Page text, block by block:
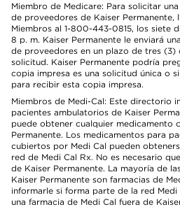
Miembro de Medicare: Para solicitar
de proveedores de Kaiser Permanente,
Miembros al 1-800-443-0815, los siete
8 p. m. Kaiser Permanente le enviará
de proveedores en un plazo de tres (3)
solicitud. Kaiser Permanente podría
copia impresa es una solicitud única o
para recibir esta copia impresa.
Miembros de Medi-Cal: Este directorio
pacientes ambulatorios de Kaiser
puede obtener cualquier medicamento
Permanente. Los medicamentos para
cubiertos por Medi Cal pueden
red de Medi Cal Rx. No es necesario
de Kaiser Permanente. La mayoría de
Kaiser Permanente son farmacias de
informarle si forma parte de la red
una farmacia de Medi Cal fuera de